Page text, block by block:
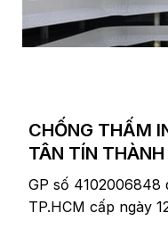
F-
CHỐNG THẤM
TÂN TÍN THÀNH
GP số
TP.HCM cấp ngày